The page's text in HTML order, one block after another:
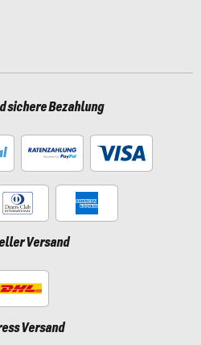
sichere Bezahlung
Versand
Versand